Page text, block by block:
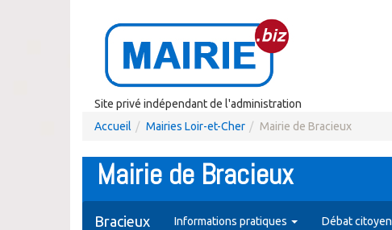
Site privé indépendant de l'administration
Accueil
Mairies Loir-et-Cher Mairie de Bracieux
Mairie de Bracieux
Bracieux Informations pratiques Débat citoyen